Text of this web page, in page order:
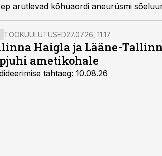
arutlevad kõhuaordi aneurüsmi
TÖÖKUULUTUSED27.07.26, 11:17
Haigla ja Lääne-
ametikohale
tähtaeg: 10.08.26